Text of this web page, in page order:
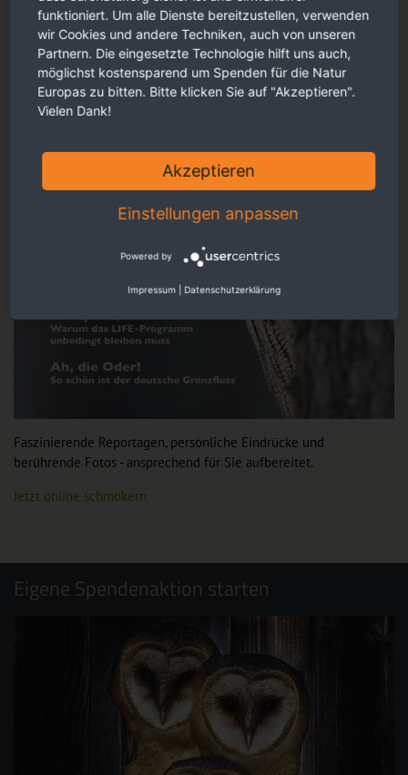
Faszinierende Reportagen, persönliche Eindrücke und
berührende Fotos - ansprechend für Sie aufbereitet.
Jetzt online schmökern
Eigene Spendenaktion starten
funktioniert. Um alle Dienste bereitzustellen, verwenden
wir Cookies und andere Techniken, auch von unseren
Partnern. Die eingesetzte Technologie hilft uns auch,
möglichst kostensparend um Spenden für die Natur
Europas zu bitten. Bitte klicken Sie auf "Akzeptieren".
Vielen Dank!
Akzeptieren
Einstellungen anpassen
Powered by
Impressum Datenschutzerklärung